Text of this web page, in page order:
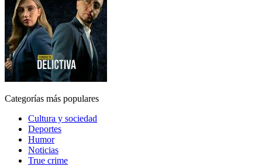
Categorías más populares
Cultura y sociedad
Deportes
Humor
Noticias
True crime